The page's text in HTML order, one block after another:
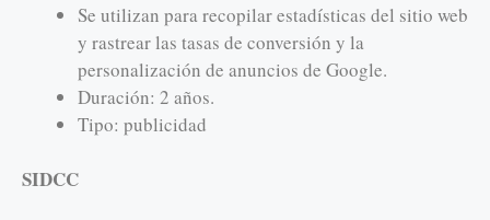
Se utilizan para recopilar estadísticas del sitio web
y rastrear las tasas de conversión y la
personalización de anuncios de Google.
Duración: 2 años.
Tipo: publicidad
SIDCC